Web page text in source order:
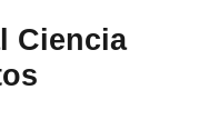
Ciencia